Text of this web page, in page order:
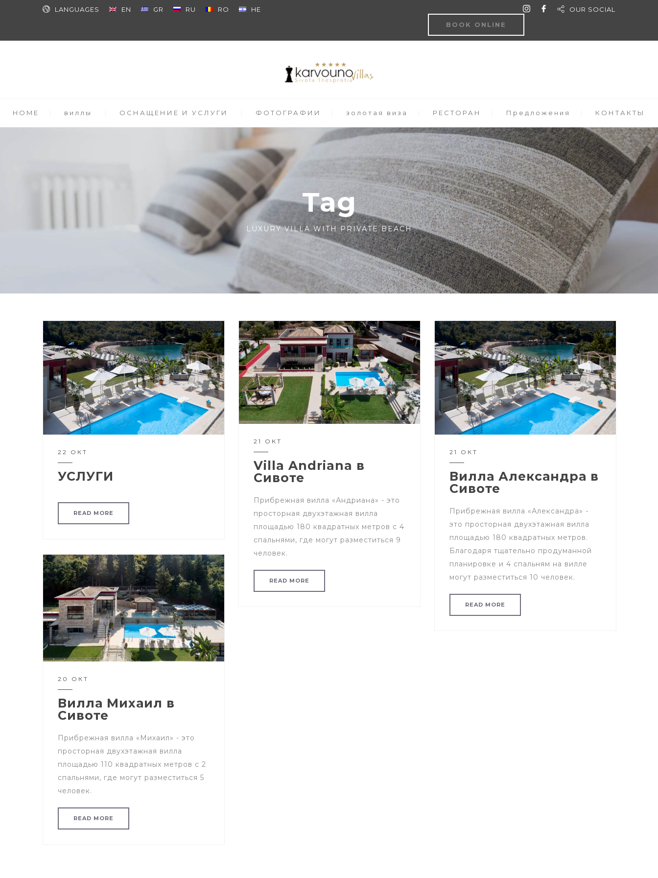
LANGUAGES EN GR RU RO HE
OUR SOCIAL
BOOK ONLINE
HOME виллы ОСНАЩЕНИЕ И УСЛУГИ ФОТОГРАФИИ золотая виза РЕСТОРАН Предложения КОНТАКТЫ
Tag
LUXURY VILLA WITH PRIVATE BEACH
22 ОКТ
УСЛУГИ
READ MORE
21 ОКТ
Villa Andriana в
Сивоте
Прибрежная вилла «Андриана» - это
просторная двухэтажная вилла
площадью 180 квадратных метров с 4
спальнями, где могут разместиться 9
человек.
READ MORE
21 ОКТ
Вилла Александра в
Сивоте
Прибрежная вилла «Александра» -
это просторная двухэтажная вилла
площадью 180 квадратных метров.
Благодаря тщательно продуманной
планировке и 4 спальням на вилле
могут разместиться 10 человек.
READ MORE
20 ОКТ
Вилла Михаил в
Сивоте
Прибрежная вилла «Михаил» - это
просторная двухэтажная вилла
площадью 110 квадратных метров с 2
спальнями, где могут разместиться 5
человек.
READ MORE